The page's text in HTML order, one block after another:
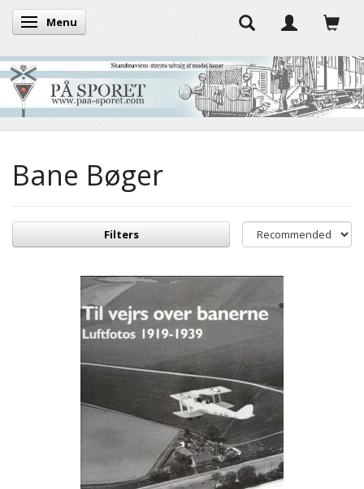
Toggle navigation
Menu
Bane Bøger
Filters